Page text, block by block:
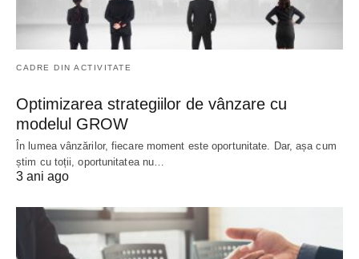
CADRE DIN ACTIVITATE
Optimizarea strategiilor de vânzare cu
modelul GROW
În lumea vânzărilor, fiecare moment este oportunitate. Dar, așa cum
știm cu toții, oportunitatea nu…
3 ani ago